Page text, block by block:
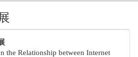
the Relationship between Internet